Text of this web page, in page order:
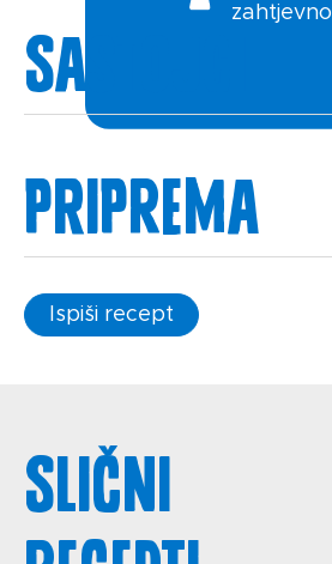
zahtjevno
Sastojci
Priprema
Ispiši recept
Slični